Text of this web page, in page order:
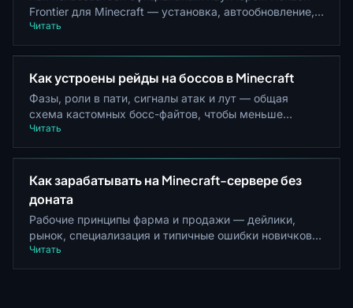
Frontier для Minecraft — установка, автообновление,
код входа, Prism и .mrpack
Читать
Как устроены рейды на боссов в Minecraft
Фазы, роли в пати, сигналы атак и лут — общая
схема кастомных босс-файтов, чтобы меньше
умирать и больше понимать бой
Читать
Как зарабатывать на Minecraft-сервере без
доната
Рабочие принципы фарма и продажи — дейлики,
рынок, специализация и типичные ошибки новичков,
которые сжигают время
Читать